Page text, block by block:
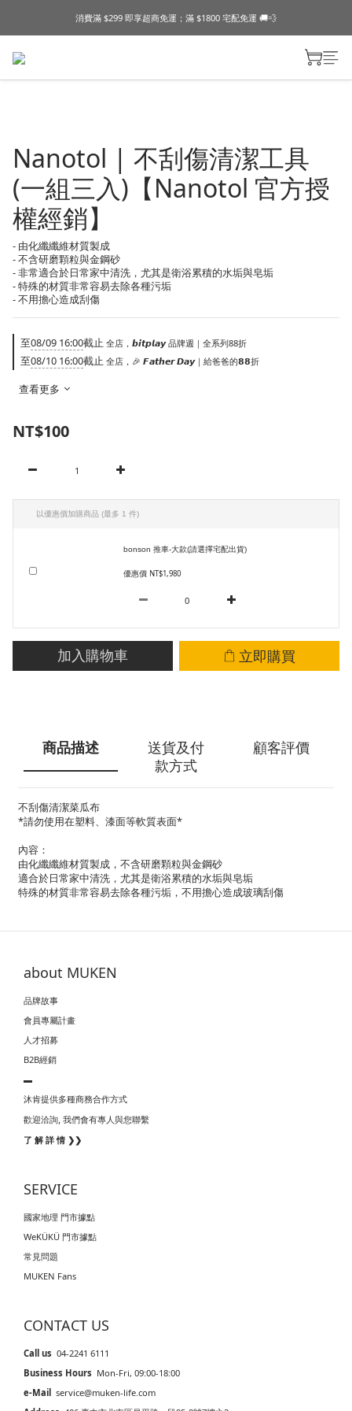
消費滿 $299 即享超商免運；滿 $1800 宅配免運 🚚💨
Nanotol | 不刮傷清潔工具
(一組三入)【Nanotol 官方授
權經銷】
- 由化纖纖維材質製成
- 不含研磨顆粒與金鋼砂
- 非常適合於日常家中清洗，尤其是衛浴累積的水垢與皂垢
- 特殊的材質非常容易去除各種污垢
- 不用擔心造成刮傷
至08/09 16:00截止 全店，𝙗𝙞𝙩𝙥𝙡𝙖𝙮 品牌週｜全系列88折
至08/10 16:00截止 全店，🎉 𝙁𝙖𝙩𝙝𝙚𝙧 𝘿𝙖𝙮｜給爸爸的𝟴𝟴折
查看更多
NT$100
以優惠價加購商品 (最多 1 件)
bonson 推車-大款(請選擇宅配出貨)
優惠價 NT$1,980
加入購物車 立即購買
商品描述
送貨及付
款方式
顧客評價
不刮傷清潔菜瓜布
*請勿使用在塑料、漆面等軟質表面*
內容：
由化纖纖維材質製成，不含研磨顆粒與金鋼砂
適合於日常家中清洗，尤其是衛浴累積的水垢與皂垢
特殊的材質非常容易去除各種污垢，不用擔心造成玻璃刮傷
about MUKEN
品牌故事
會員專屬計畫
人才招募
B2B經銷
▬
沐肯提供多種商務合作方式
歡迎洽詢, 我們會有專人與您聯繫
了 解 詳 情 ❯❯
SERVICE
國家地理 門市據點
WeKÜKÜ 門市據點
常見問題
MUKEN Fans
CONTACT US
Call us 04-2241 6111
Business Hours Mon-Fri, 09:00-18:00
e-Mail service@muken-life.com